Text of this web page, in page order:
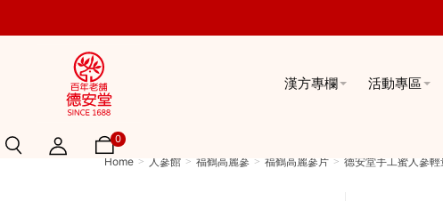
漢方專欄 活動專區
0
Home 人蔘館 福鶴高麗蔘 福鶴高麗蔘片 德安堂手工蜜人蔘輕